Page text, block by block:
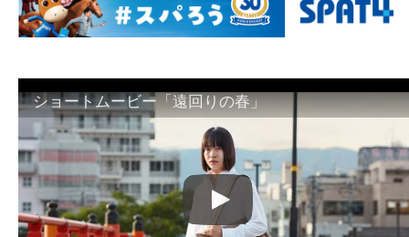
ショートムービー「遠回りの春」